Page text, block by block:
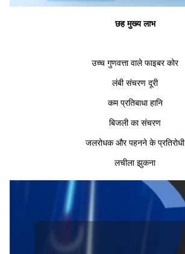
छह मुख्य लाभ
उच्च गुणवत्ता वाले फाइबर कोर
लंबी संचरण दूरी
कम प्रतिबाधा हानि
बिजली का संचरण
जलरोधक और पहनने के प्रतिरोधी
लचीला झुकना